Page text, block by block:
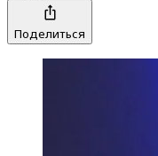
Поделиться